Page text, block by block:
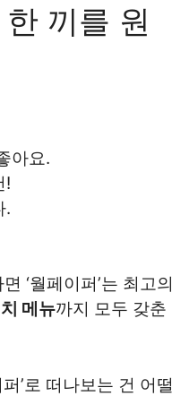
끼를 원
아요.
!
.
‘월페이퍼’는 최고의
메뉴까지 모두 갖춘
’로 떠나보는 건 어떨